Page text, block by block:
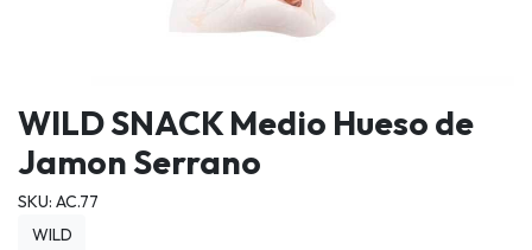
WILD SNACK Medio Hueso de
Jamon Serrano
SKU: AC.77
WILD